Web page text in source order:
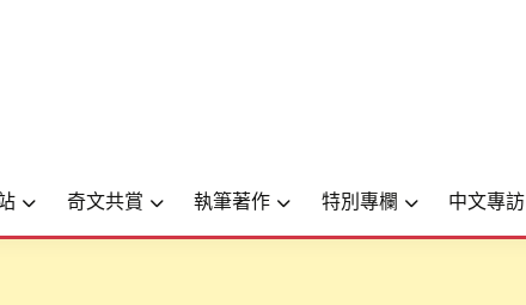
奇文共賞 執筆著作 特別專欄 中文專訪